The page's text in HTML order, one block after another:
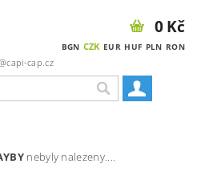
cap.cz
BGN CZK EUR HUF PLN RON
0 Kč
nebyly nalezeny....